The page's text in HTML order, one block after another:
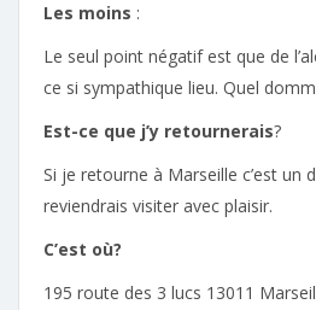
Les moins :
Le seul point négatif est que de
ce si sympathique lieu. Quel
Est-ce que j’y retournerais?
Si je retourne à Marseille c’est un
reviendrais visiter avec plaisir.
C’est où?
195 route des 3 lucs 13011